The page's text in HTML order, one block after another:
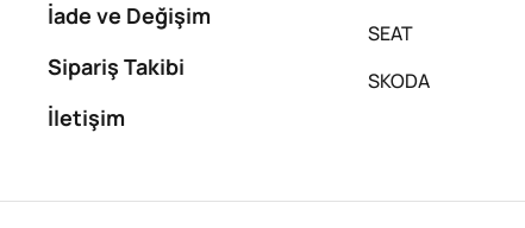
İade ve Değişim
Sipariş Takibi
İletişim
SEAT
SKODA